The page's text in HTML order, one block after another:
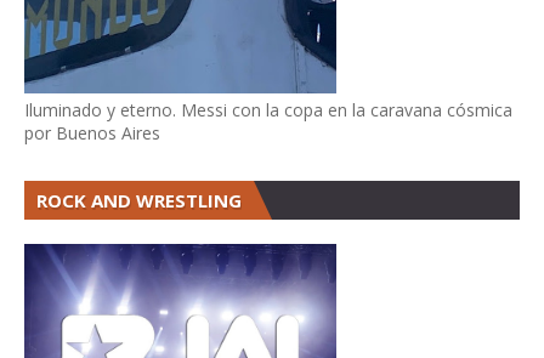
Iluminado y eterno. Messi con la copa en la caravana cósmica
por Buenos Aires
ROCK AND WRESTLING